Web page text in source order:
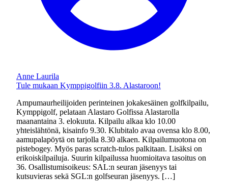
Anne Laurila
Tule mukaan Kymppigolfiin 3.8. Alastaroon!
Ampumaurheilijoiden perinteinen jokakesäinen golfkilpailu,
Kymppigolf, pelataan Alastaro Golfissa Alastarolla
maanantaina 3. elokuuta. Kilpailu alkaa klo 10.00
yhteislähtönä, kisainfo 9.30. Klubitalo avaa ovensa klo 8.00,
aamupalapöytä on tarjolla 8.30 alkaen. Kilpailumuotona on
pistebogey. Myös paras scratch-tulos palkitaan. Lisäksi on
erikoiskilpailuja. Suurin kilpailussa huomioitava tasoitus on
36. Osallistumisoikeus: SAL:n seuran jäsenyys tai
kutsuvieras sekä SGL:n golfseuran jäsenyys. […]